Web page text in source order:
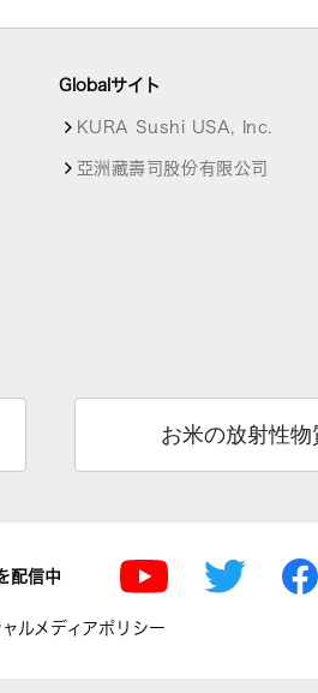
Globalサイト
KURA Sushi USA, Inc.
亞洲藏壽司股份有限公司
お米の放射性物
配信中
ルメディアポリシー